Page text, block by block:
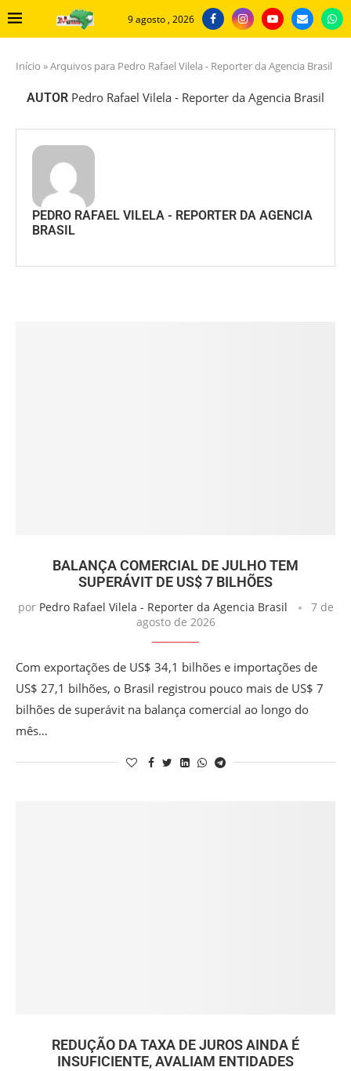
9 agosto , 2026
Início »Arquivos para Pedro Rafael Vilela - Reporter da Agencia Brasil
AUTOR Pedro Rafael Vilela - Reporter da Agencia Brasil
PEDRO RAFAEL VILELA - REPORTER DA AGENCIA
BRASIL
BALANÇA COMERCIAL DE JULHO TEM
SUPERÁVIT DE US$ 7 BILHÕES
por Pedro Rafael Vilela - Reporter da Agencia Brasil
7 de
agosto de 2026
Com exportações de US$ 34,1 bilhões e importações de
US$ 27,1 bilhões, o Brasil registrou pouco mais de US$ 7
bilhões de superávit na balança comercial ao longo do
mês…
REDUÇÃO DA TAXA DE JUROS AINDA É
INSUFICIENTE, AVALIAM ENTIDADES